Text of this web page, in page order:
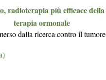
radioterapia più efficace della
terapia ormonale
dalla ricerca contro il tumore